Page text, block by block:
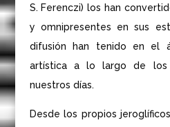
S. Ferenczi) los han
y omnipresentes en sus
difusión han tenido en el
artística a lo largo de los
nuestros días.
Desde los propios